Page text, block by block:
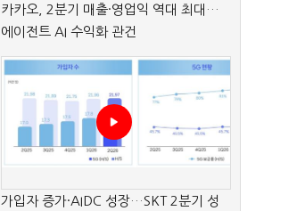
카카오, 2분기 매출·영업익 역대 최대…
에이전트 AI 수익화 관건
가입자 증가·AIDC 성장…SKT 2분기 성